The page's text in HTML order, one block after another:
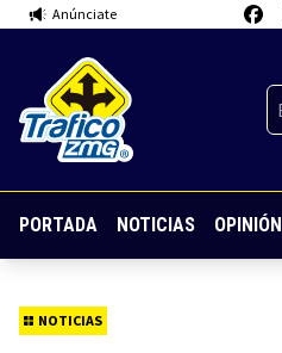
Anúnciate
PORTADA NOTICIAS OPINIÓN
NOTICIAS